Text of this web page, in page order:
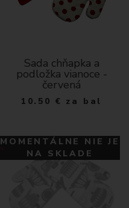
Sada chňapka a
podložka vianoce -
červená
10.50 € za bal
MOMENTÁLNE NIE JE
NA SKLADE